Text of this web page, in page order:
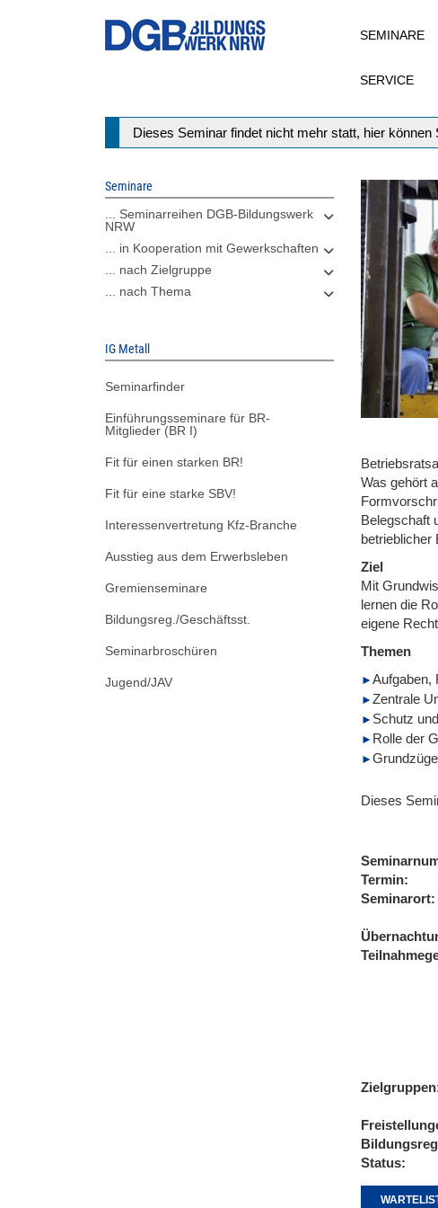
SEMINARE
SERVICE
Statusmeldung
Dieses Seminar findet nicht mehr statt, hier
Seminare
... Seminarreihen DGB-Bildungswerk
NRW
... in Kooperation mit Gewerkschaften
... nach Zielgruppe
... nach Thema
IG Metall
Seminarfinder
Einführungsseminare für BR-
Mitglieder (BR I)
Fit für einen starken BR!
Fit für eine starke SBV!
Interessenvertretung Kfz-Branche
Ausstieg aus dem Erwerbsleben
Gremienseminare
Bildungsreg./Geschäftsst.
Seminarbroschüren
Jugend/JAV
Was gehört
Belegschaft
betrieblicher
Ziel
Mit
lernen die
eigene
Themen
Aufgaben,
Zentrale
Schutz
Rolle der
Dieses
Termin
Seminarort
Zielgruppen
Status